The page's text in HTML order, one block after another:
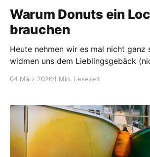
Warum Donuts ein
brauchen
Heute nehmen wir es mal nicht ganz
widmen uns dem Lieblingsgebäck
Geschichten findet es sich wieder:
vor, der während seiner Schicht an
Schreibtisch sitzt, eine Tasse Kaffe
04 März 2026 1 Min. Lesezeit